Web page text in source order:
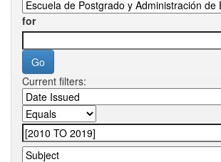
for
Current filters: